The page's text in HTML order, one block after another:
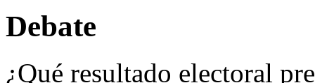
Debate
¿Qué resultado electoral